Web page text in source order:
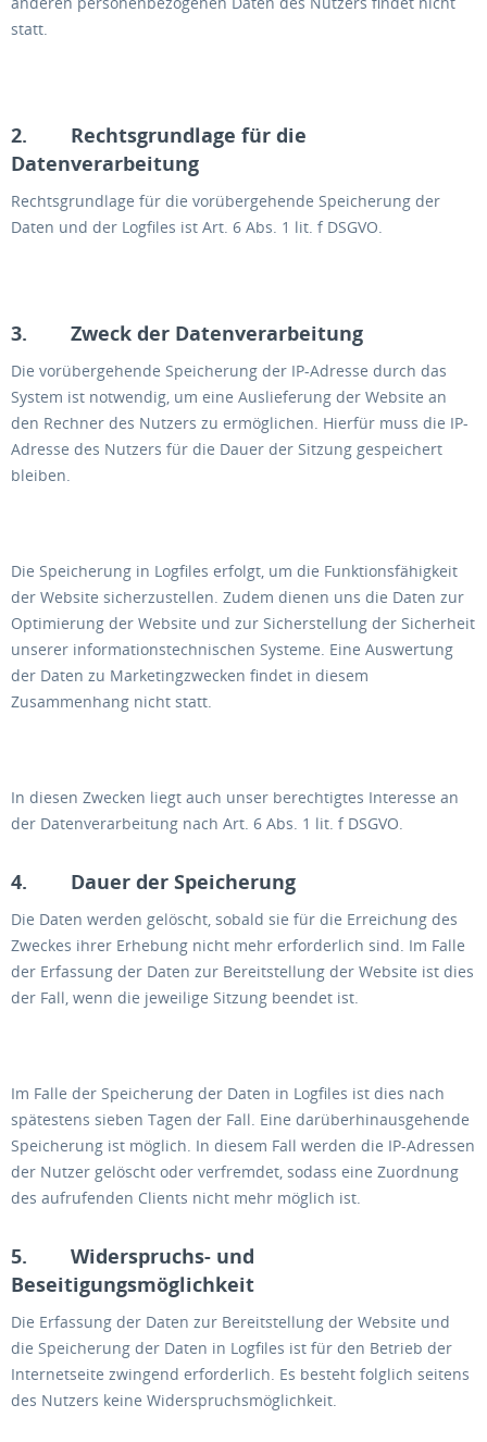
statt.
2. Rechtsgrundlage für die
Datenverarbeitung
Rechtsgrundlage für die vorübergehende Speicherung der
Daten und der Logfiles ist Art. 6 Abs. 1 lit. f DSGVO.
3. Zweck der Datenverarbeitung
Die vorübergehende Speicherung der IP-Adresse durch das
System ist notwendig, um eine Auslieferung der Website an
den Rechner des Nutzers zu ermöglichen. Hierfür muss die IP-
Adresse des Nutzers für die Dauer der Sitzung gespeichert
bleiben.
Die Speicherung in Logfiles erfolgt, um die Funktionsfähigkeit
der Website sicherzustellen. Zudem dienen uns die Daten zur
Optimierung der Website und zur Sicherstellung der Sicherheit
unserer informationstechnischen Systeme. Eine Auswertung
der Daten zu Marketingzwecken findet in diesem
Zusammenhang nicht statt.
In diesen Zwecken liegt auch unser berechtigtes Interesse an
der Datenverarbeitung nach Art. 6 Abs. 1 lit. f DSGVO.
4. Dauer der Speicherung
Die Daten werden gelöscht, sobald sie für die Erreichung des
Zweckes ihrer Erhebung nicht mehr erforderlich sind. Im Falle
der Erfassung der Daten zur Bereitstellung der Website ist dies
der Fall, wenn die jeweilige Sitzung beendet ist.
Im Falle der Speicherung der Daten in Logfiles ist dies nach
spätestens sieben Tagen der Fall. Eine darüberhinausgehende
Speicherung ist möglich. In diesem Fall werden die IP-Adressen
der Nutzer gelöscht oder verfremdet, sodass eine Zuordnung
des aufrufenden Clients nicht mehr möglich ist.
5. Widerspruchs- und
Beseitigungsmöglichkeit
Die Erfassung der Daten zur Bereitstellung der Website und
die Speicherung der Daten in Logfiles ist für den Betrieb der
Internetseite zwingend erforderlich. Es besteht folglich seitens
des Nutzers keine Widerspruchsmöglichkeit.